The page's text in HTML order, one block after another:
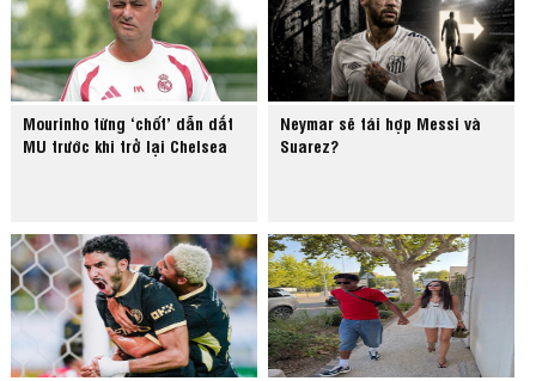
Mourinho từng ‘chốt’ dẫn dắt
MU trước khi trở lại Chelsea
Neymar sẽ tái hợp Messi và
Suarez?